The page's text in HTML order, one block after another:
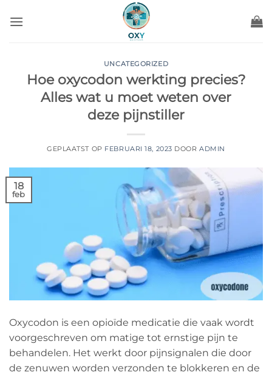
naar
UNCATEGORIZED
Hoe oxycodon werkting precies?
Alles wat u moet weten over
deze pijnstiller
GEPLAATST OP FEBRUARI 18, 2023 DOORADMIN
18
feb
Oxycodon is een opioïde medicatie die vaak wordt
voorgeschreven om matige tot ernstige pijn te
behandelen. Het werkt door pijnsignalen die door
de zenuwen worden verzonden te blokkeren en de